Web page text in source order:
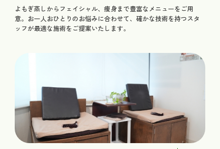
よもぎ蒸しからフェイシャル、痩身まで豊富なメニューをご用
意。お一人おひとりのお悩みに合わせて、確かな技術を持つスタ
ッフが最適な施術をご提案いたします。